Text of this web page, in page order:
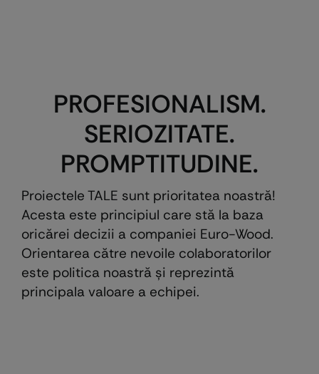
PROFESIONALISM.
SERIOZITATE.
PROMPTITUDINE.
Proiectele TALE sunt prioritatea noastră!
Acesta este principiul care stă la baza
oricărei decizii a companiei Euro-Wood.
Orientarea către nevoile colaboratorilor
este politica noastră şi reprezintă
principala valoare a echipei.